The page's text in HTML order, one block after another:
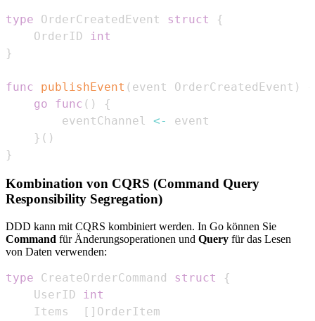
type OrderCreatedEvent struct
{
    OrderID
int
}
func publishEvent ( event OrderCreatedEvent )
go
func ( )
{
        eventChannel
<-
} ( )
}
Kombination von CQRS (Command Query
Responsibility Segregation)
DDD kann mit CQRS kombiniert werden. In Go können Sie
Command für Änderungsoperationen und Query für das Lesen
von Daten verwenden:
type CreateOrderCommand struct
{
    UserID
int
    Items
[ ]